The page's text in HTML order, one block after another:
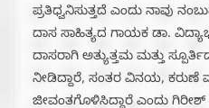
ಪ್ರತಿಧ್ವನಿಸುತ್ತದೆ ಎಂದು ನಾವು
ದಾಸ ಸಾಹಿತ್ಯದ ಗಾಯಕ ಡಾ.
ದಾಸರಾಗಿ ಅತ್ಯುತ್ತಮ ಮತ್ತು
ನೀಡಿದ್ದಾರೆ, ಸಂತರ ವಿನಯ, ಕರುಣೆ
ಜೀವಂತಗೊಳಿಸಿದ್ದಾರೆ ಎಂದು ಗಿರೀಶ್